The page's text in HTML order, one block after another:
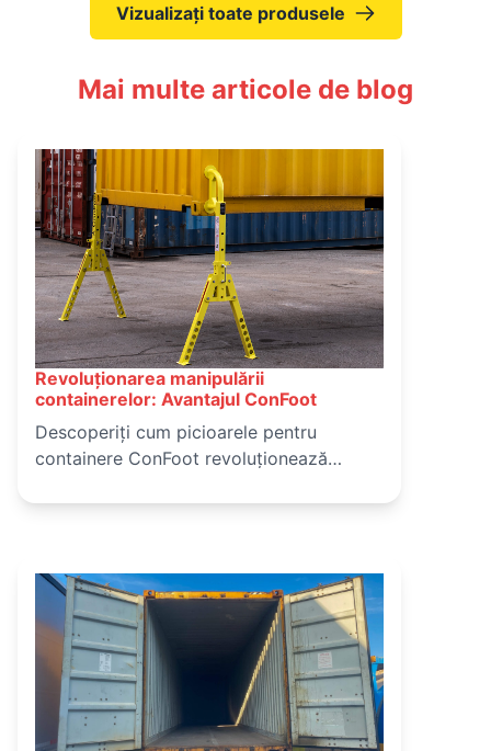
Vizualizați toate produsele
Mai multe articole de blog
March 16, 2025
Revoluționarea manipulării
containerelor: Avantajul ConFoot
Descoperiți cum picioarele pentru
containere ConFoot revoluționează
oferind o soluție mai sigură, mai eficientă
aplicațiile ConFoot în manipularea
modernă a containerelor.